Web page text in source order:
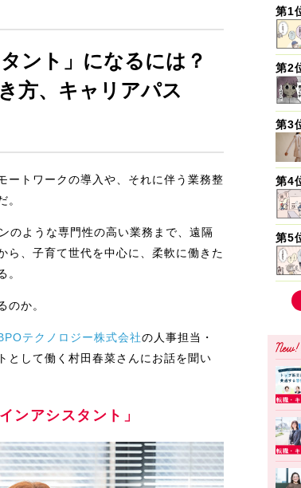
ント」になるには？
方、キャリアパス
ートワークの導入や、それに伴う業務整
。
のような専門性の高い業務まで、遠隔
ら、子育て世代を中心に、柔軟に働きた
。
のか。
テクノロジー株式会社の人事担当・
として働く村田春菜さんにお話を聞い
ンアシスタント」
第1
第2
第3
第4
第5